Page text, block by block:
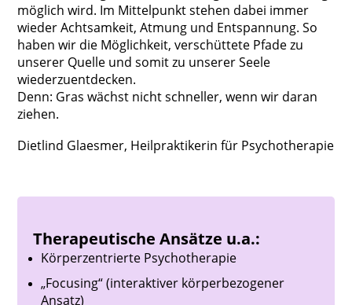
möglich wird. Im Mittelpunkt stehen dabei immer
wieder Achtsamkeit, Atmung und Entspannung. So
haben wir die Möglichkeit, verschüttete Pfade zu
unserer Quelle und somit zu unserer Seele
wiederzuentdecken.
Denn: Gras wächst nicht schneller, wenn wir daran
ziehen.
Dietlind Glaesmer, Heil­praktikerin für Psycho­therapie
Therapeutische Ansätze u.a.:
Körperzentrierte Psychotherapie
„Focusing“ (interaktiver körperbezogener
Ansatz)